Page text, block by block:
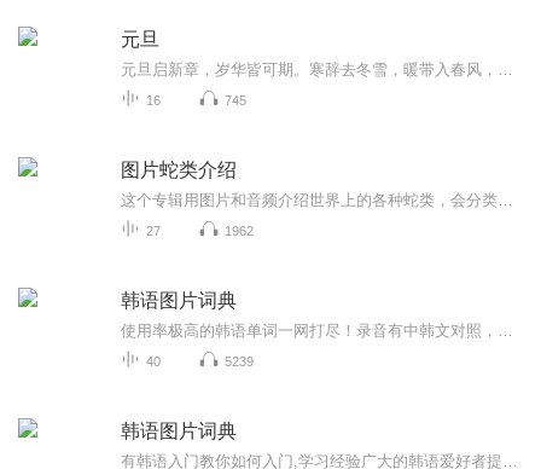
元旦
16 745
图片蛇类介绍
27 1962
韩语图片词典
40 5239
韩语图片词典